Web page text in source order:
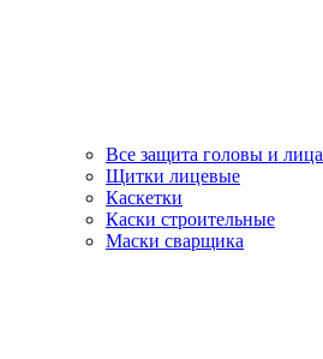
Все защита головы и лица
Щитки лицевые
Каскетки
Каски строительные
Маски сварщика